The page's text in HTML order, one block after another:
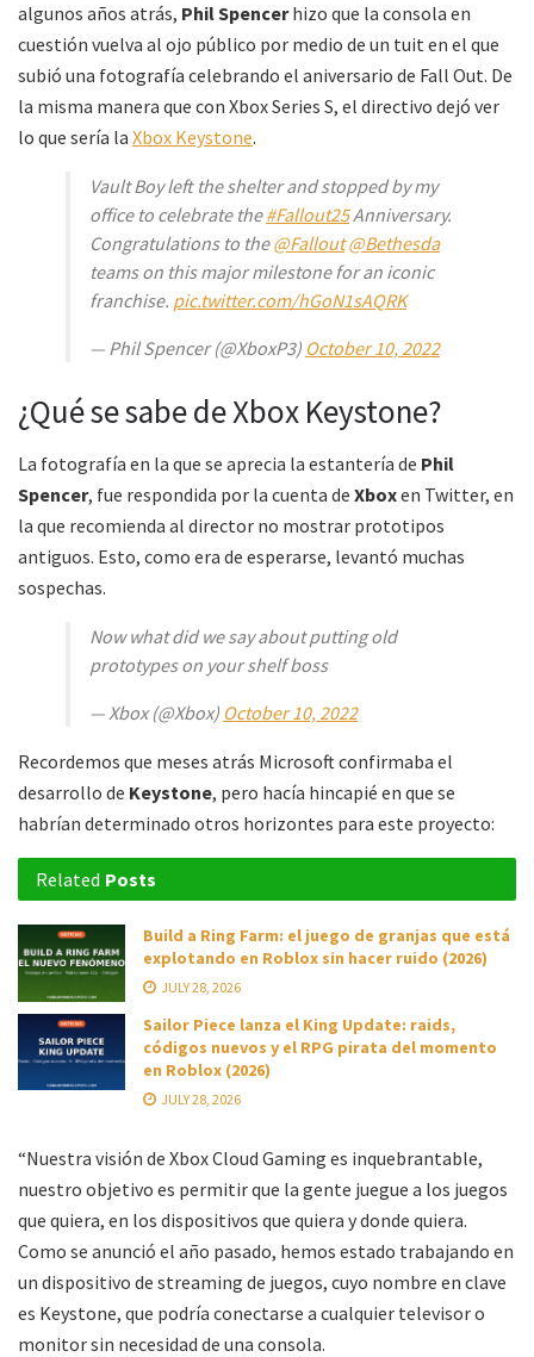
algunos años atrás, Phil Spencerhizo que la consola en
cuestión vuelva al ojo público por medio de un tuit en el que
subió una fotografía celebrando el aniversario de Fall Out. De
la misma manera que con Xbox Series S, el directivo dejó ver
lo que sería la Xbox Keystone.
Vault Boy left the shelter and stopped by my
office to celebrate the#Fallout25Anniversary.
Congratulations to the@Fallout @Bethesda
teams on this major milestone for an iconic
franchise. pic.twitter.com/hGoN1sAQRK
— Phil Spencer (@XboxP3) October 10, 2022
¿Qué se sabe de Xbox Keystone?
La fotografía en la que se aprecia la estantería de Phil
Spencer, fue respondida por la cuenta de Xboxen Twitter, en
la que recomienda al director no mostrar prototipos
antiguos. Esto, como era de esperarse, levantó muchas
sospechas.
Now what did we say about putting old
prototypes on your shelf boss
— Xbox (@Xbox) October 10, 2022
Recordemos que meses atrás Microsoft confirmaba el
desarrollo de Keystone, pero hacía hincapié en que se
habrían determinado otros horizontes para este proyecto:
Related Posts
Build a Ring Farm: el juego de granjas que está
explotando en Roblox sin hacer ruido (2026)
JULY 28, 2026
Sailor Piece lanza el King Update: raids,
códigos nuevos y el RPG pirata del momento
en Roblox (2026)
JULY 28, 2026
“Nuestra visión de Xbox Cloud Gaming es inquebrantable,
nuestro objetivo es permitir que la gente juegue a los juegos
que quiera, en los dispositivos que quiera y donde quiera.
Como se anunció el año pasado, hemos estado trabajando en
un dispositivo de streaming de juegos, cuyo nombre en clave
es Keystone, que podría conectarse a cualquier televisor o
monitor sin necesidad de una consola.